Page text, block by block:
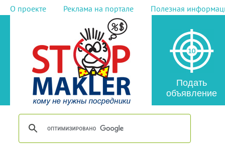
О проекте Реклама на портале Полезная
Подать
объявление